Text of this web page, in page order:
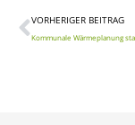
Zurück
VORHERIGER BEITRAG
Kommunale Wärmeplanung